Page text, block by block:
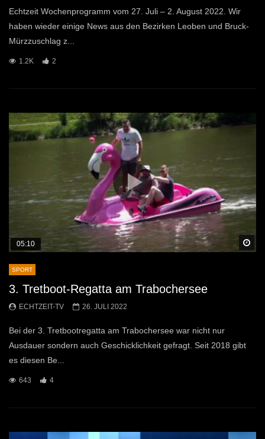
Echtzeit Wochenprogramm vom 27. Juli – 2. August 2022. Wir
haben wieder einige News aus den Bezirken Leoben und Bruck-
Mürzzuschlag z...
1.2K 2
05:10
SPORT
3. Tretboot-Regatta am Trabochersee
ECHTZEIT-TV 26. JULI 2022
Bei der 3. Tretbootregatta am Trabochersee war nicht nur
Ausdauer sondern auch Geschicklichkeit gefragt. Seit 2018 gibt
es diesen Be...
643 4